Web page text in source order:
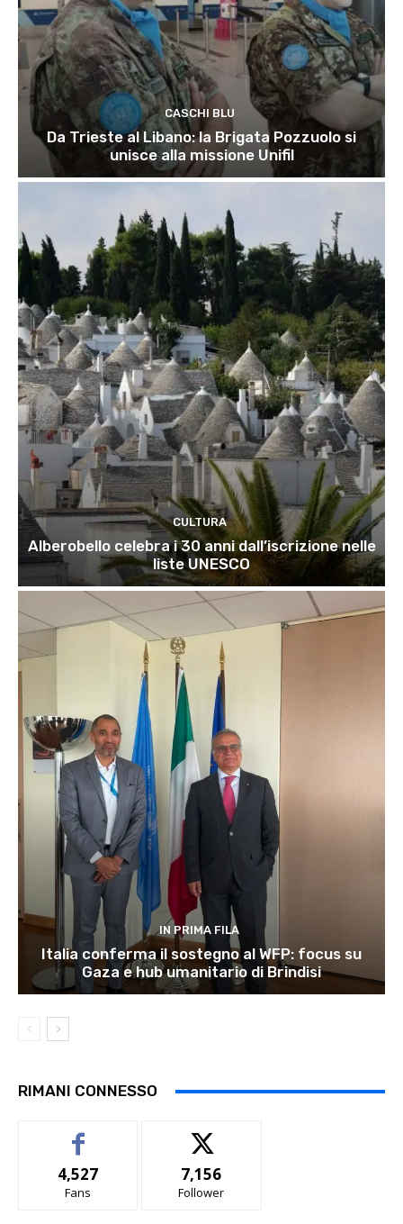
CASCHI BLU
Da Trieste al Libano: la Brigata Pozzuolo si
unisce alla missione Unifil
CULTURA
Alberobello celebra i 30 anni dall’iscrizione nelle
liste UNESCO
IN PRIMA FILA
Italia conferma il sostegno al WFP: focus su
Gaza e hub umanitario di Brindisi
RIMANI CONNESSO
4,527
Fans
7,156
Follower